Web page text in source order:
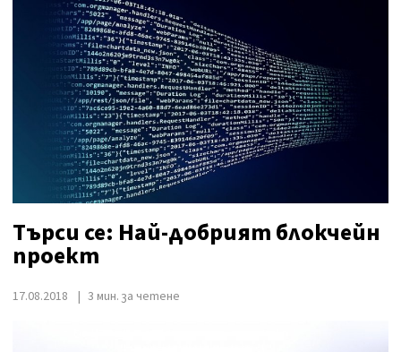
Търси се: Най-добрият блокчейн
проект
17.08.2018 3 мин. за четене